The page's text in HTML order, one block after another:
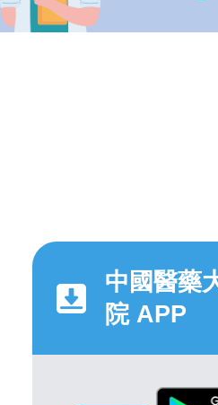
中國醫藥
院 APP